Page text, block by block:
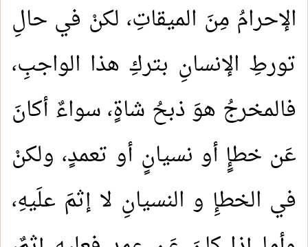
الإحرامُ مِنَ الميقاتِ، لكنْ في حالِ
تورطِ الإنسانِ بتركِ هذا الواجبِ،
فالمخرجُ هوَ ذبحُ شاةٍ، سواءٌ أكانَ
عَن خطإٍ أو نسيانٍ أو تعمدٍ، ولكنْ
في الخطإِ و النسيانِ لا إثمَ علَيهِ،